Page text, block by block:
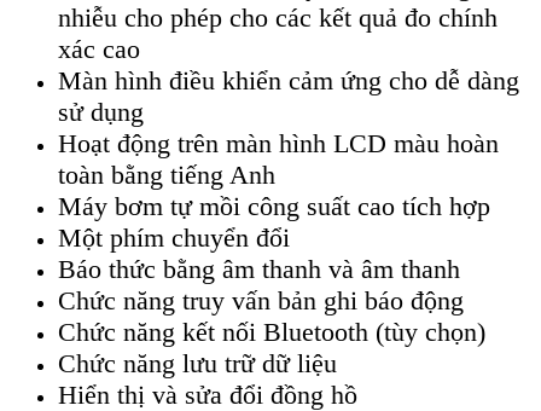
nhiễu cho phép cho các kết quả đo chính
xác cao
Màn hình điều khiển cảm ứng cho dễ dàng
sử dụng
Hoạt động trên màn hình LCD màu hoàn
toàn bằng tiếng Anh
Máy bơm tự mồi công suất cao tích hợp
Một phím chuyển đổi
Báo thức bằng âm thanh và âm thanh
Chức năng truy vấn bản ghi báo động
Chức năng kết nối Bluetooth (tùy chọn)
Chức năng lưu trữ dữ liệu
Hiển thị và sửa đổi đồng hồ